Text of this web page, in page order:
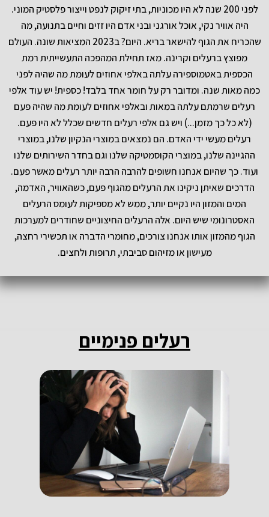
לפני 200 שנה לא היו מכוניות, בתי זיקוק לנפט וייצור פלסטיק המוני.
היה אוויר נקי, אוכל אורגני ובני אדם היו זזים וחיים בתנועה, מה
שהכריח את הגוף להישאר בריא. היום? ב2023 המציאות שונה. העולם
מפוצץ ברעלים וקרינה. מאז תחילת המהפכה התעשייתית רמת
הכספית באטמוספירה עלתה באלפי אחוזים לעומת מה שהיה לפני
כמה מאות שנה. ומדובר רק על חומר אחד בלבד! כספית! יש עוד אלפי
רעלים שרמתם עלתה במאות ובאלפי אחוזים לעומת מה שהיה פעם
(לא כל כך מזמן...) ויש גם אלפי רעלים חדשים שכלל לא היו פעם.
רעלים מעשי ידי האדם. הם נמצאים במוצרי הנקיון שלנו, במוצרי
ההגיינה שלנו, במוצרי הקוסמטיקה שלנו וגם בחדר השירותים שלנו
ועוד. כך שהיום אנחנו חשופים להרבה הרבה יותר רעלים מאשר פעם.
הדרכים שאיתן ניקינו את הרעלים מהגוף פעם, כשהאוויר, האדמה,
המים והמזון היו נקיים יותר, ממש לא מספיקות לעומס הרעלים
האסטרונומי שיש היום. אלה הרעלים החיצוניים שחודרים למערכות
הגוף מהמזון אותו אנחנו צורכים, מחומרי הדברה או תכשירי רחצה,
מעישון או מזיהום סביבתי, תרופות ולחצים.
רעלים פנימיים